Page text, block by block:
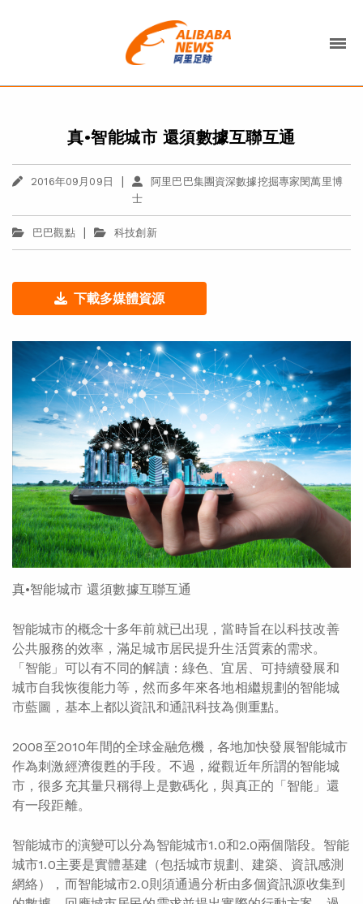
真•智能城市 還須數據互聯互通
2016年09月09日 |
阿里巴巴集團資深數據挖掘專家閔萬里博
士
巴巴觀點 | 科技創新
下載多媒體資源
真•智能城市 還須數據互聯互通
智能城市的概念十多年前就已出現，當時旨在以科技改善
公共服務的效率，滿足城市居民提升生活質素的需求。
「智能」可以有不同的解讀：綠色、宜居、可持續發展和
城市自我恢復能力等，然而多年來各地相繼規劃的智能城
市藍圖，基本上都以資訊和通訊科技為側重點。
2008至2010年間的全球金融危機，各地加快發展智能城市
作為刺激經濟復甦的手段。不過，縱觀近年所謂的智能城
市，很多充其量只稱得上是數碼化，與真正的「智能」還
有一段距離。
智能城市的演變可以分為智能城市1.0和2.0兩個階段。智能
城市1.0主要是實體基建（包括城市規劃、建築、資訊感測
網絡），而智能城市2.0則須通過分析由多個資訊源收集到